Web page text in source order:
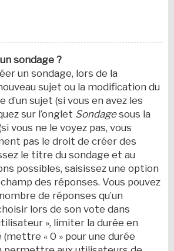
sondage ?
un sondage, lors de la
sujet ou la modification du
d’un sujet (si vous en avez les
sur l’onglet Sondagesous la
vous ne le voyez pas, vous
pas le droit de créer des
le titre du sondage et au
possibles, saisissez une option
des réponses. Vous pouvez
de réponses qu’un
lors de son vote dans
», limiter la durée en
(mettre « 0 » pour une durée